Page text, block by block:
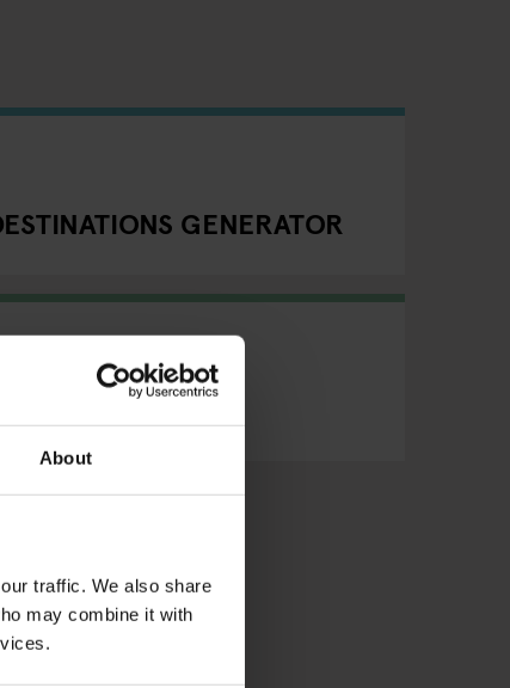
About
traffic. We also share
may combine it with
GENERATOR